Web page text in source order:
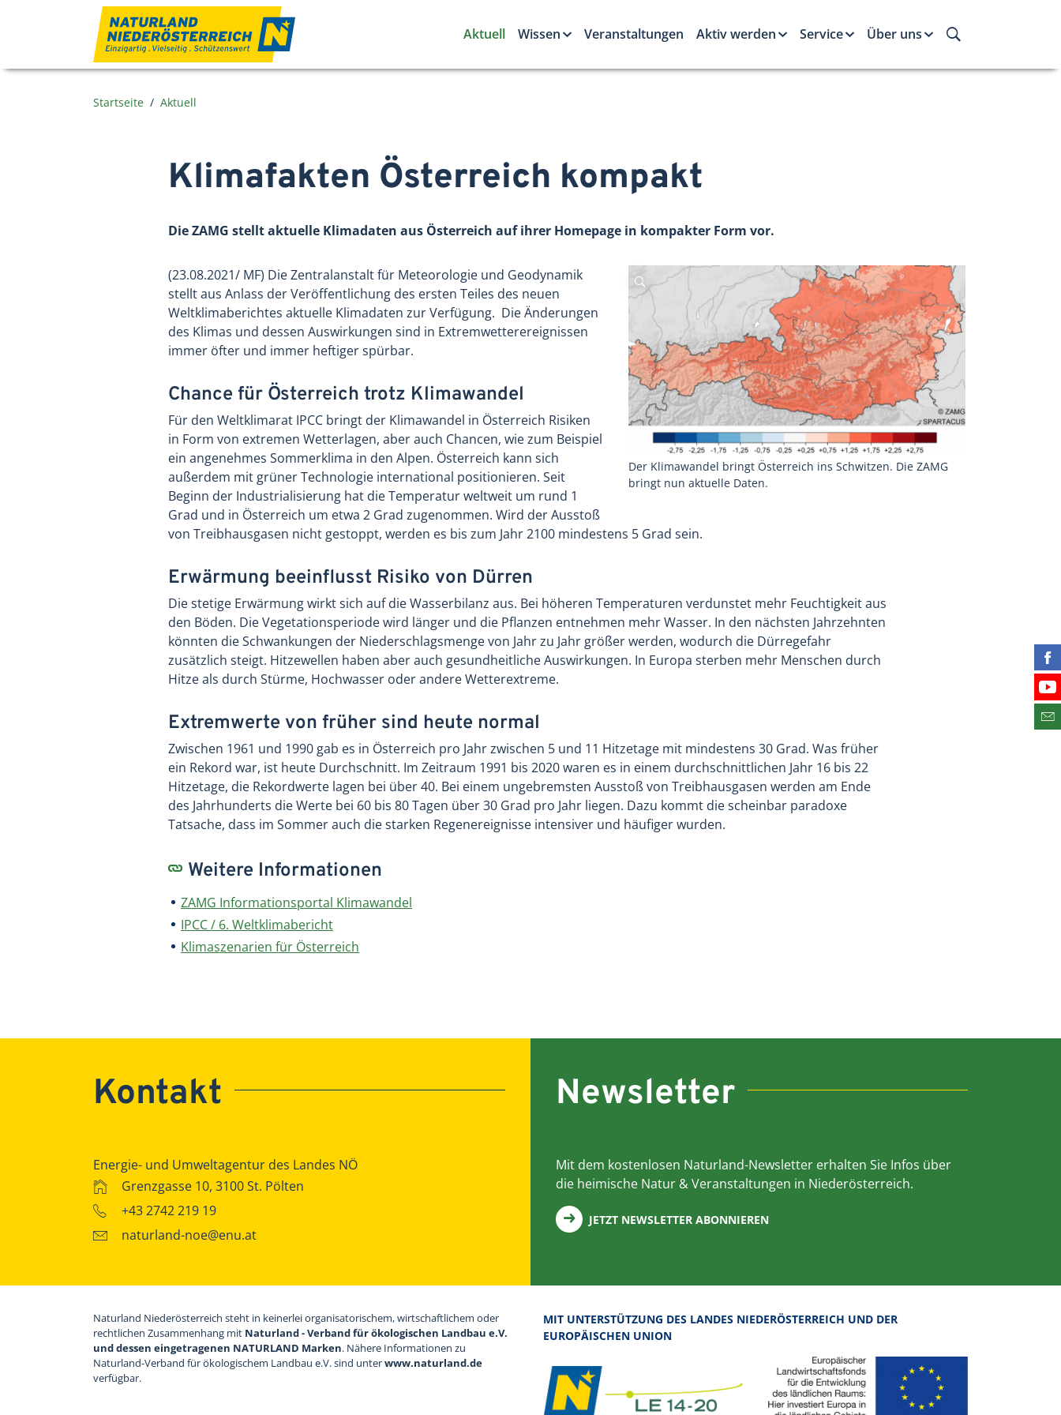
Aktuell
Wissen Veranstaltungen Aktiv werden Service Über uns
Startseite Aktuell
Klimafakten Österreich kompakt
Die ZAMG stellt aktuelle Klimadaten aus Österreich auf ihrer Homepage in kompakter Form vor.
Der Klimawandel bringt Österreich ins Schwitzen. Die ZAMG
bringt nun aktuelle Daten.
(23.08.2021/ MF) Die Zentralanstalt für Meteorologie und Geodynamik
stellt aus Anlass der Veröffentlichung des ersten Teiles des neuen
Weltklimaberichtes aktuelle Klimadaten zur Verfügung. Die Änderungen
des Klimas und dessen Auswirkungen sind in Extremwetterereignissen
immer öfter und immer heftiger spürbar.
Chance für Österreich trotz Klimawandel
Für den Weltklimarat IPCC bringt der Klimawandel in Österreich Risiken
in Form von extremen Wetterlagen, aber auch Chancen, wie zum Beispiel
ein angenehmes Sommerklima in den Alpen. Österreich kann sich
außerdem mit grüner Technologie international positionieren. Seit
Beginn der Industrialisierung hat die Temperatur weltweit um rund 1
Grad und in Österreich um etwa 2 Grad zugenommen. Wird der Ausstoß
von Treibhausgasen nicht gestoppt, werden es bis zum Jahr 2100 mindestens 5 Grad sein.
Erwärmung beeinflusst Risiko von Dürren
Die stetige Erwärmung wirkt sich auf die Wasserbilanz aus. Bei höheren Temperaturen verdunstet mehr Feuchtigkeit aus
den Böden. Die Vegetationsperiode wird länger und die Pflanzen entnehmen mehr Wasser. In den nächsten Jahrzehnten
könnten die Schwankungen der Niederschlagsmenge von Jahr zu Jahr größer werden, wodurch die Dürregefahr
zusätzlich steigt. Hitzewellen haben aber auch gesundheitliche Auswirkungen. In Europa sterben mehr Menschen durch
Hitze als durch Stürme, Hochwasser oder andere Wetterextreme.
Extremwerte von früher sind heute normal
Zwischen 1961 und 1990 gab es in Österreich pro Jahr zwischen 5 und 11 Hitzetage mit mindestens 30 Grad. Was früher
ein Rekord war, ist heute Durchschnitt. Im Zeitraum 1991 bis 2020 waren es in einem durchschnittlichen Jahr 16 bis 22
Hitzetage, die Rekordwerte lagen bei über 40. Bei einem ungebremsten Ausstoß von Treibhausgasen werden am Ende
des Jahrhunderts die Werte bei 60 bis 80 Tagen über 30 Grad pro Jahr liegen. Dazu kommt die scheinbar paradoxe
Tatsache, dass im Sommer auch die starken Regenereignisse intensiver und häufiger wurden.
Weitere Informationen
ZAMG Informationsportal Klimawandel
IPCC / 6. Weltklimabericht
Klimaszenarien für Österreich
Newsletter
Mit dem kostenlosen Naturland-Newsletter erhalten Sie Infos über
die heimische Natur & Veranstaltungen in Niederösterreich.
JETZT NEWSLETTER ABONNIEREN
Kontakt
Energie- und Umweltagentur des Landes NÖ
Grenzgasse 10, 3100 St. Pölten
+43 2742 219 19
naturland-noe@enu.at
Naturland Niederösterreich steht in keinerlei organisatorischem, wirtschaftlichem oder
rechtlichen Zusammenhang mit Naturland - Verband für ökologischen Landbau e.V.
und dessen eingetragenen NATURLAND Marken. Nähere Informationen zu
Naturland-Verband für ökologischem Landbau e.V. sind unterwww.naturland.de
verfügbar.
MIT UNTERSTÜTZUNG DES LANDES NIEDERÖSTERREICH UND DER
EUROPÄISCHEN UNION